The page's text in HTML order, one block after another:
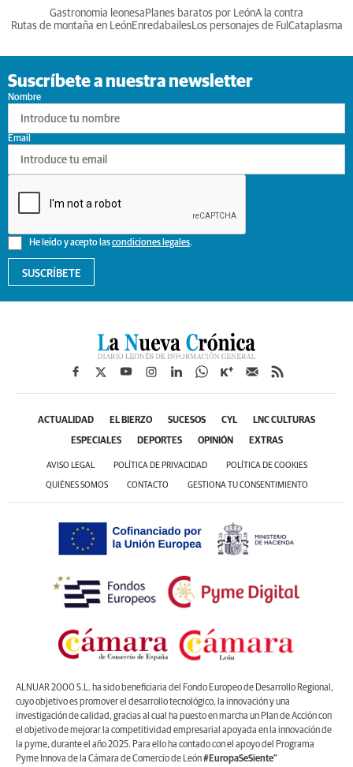
Gastronomia leonesa Planes baratos por LeónA la contra
Rutas de montaña en LeónEnredabailesLos personajes de Ful Cataplasma
Suscríbete a nuestra newsletter
Nombre
He leído y acepto lascondiciones legales.
Email
SUSCRÍBETE
ACTUALIDAD EL BIERZO SUCESOS CYL LNC CULTURAS
ESPECIALES DEPORTES OPINIÓN EXTRAS
AVISO LEGAL POLÍTICA DE PRIVACIDAD POLÍTICA DE COOKIES
QUIÉNES SOMOS CONTACTO GESTIONA TU CONSENTIMIENTO
ALNUAR 2000 S.L. ha sido beneficiaria del Fondo Europeo de Desarrollo Regional,
cuyo objetivo es promover el desarrollo tecnológico, la innovación y una
investigación de calidad, gracias al cual ha puesto en marcha un Plan de Acción con
el objetivo de mejorar la competitividad empresarial apoyada en la innovación de
la pyme, durante el año 2025. Para ello ha contado con el apoyo del Programa
Pyme Innova de la Cámara de Comercio de León#EuropaSeSiente”